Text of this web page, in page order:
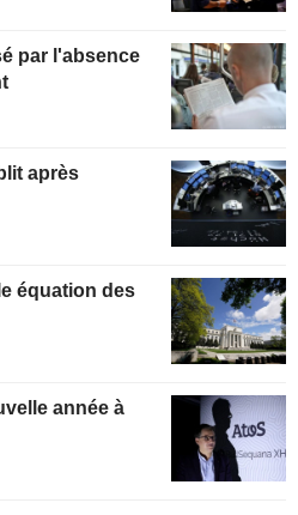
par l'absence
après
équation des